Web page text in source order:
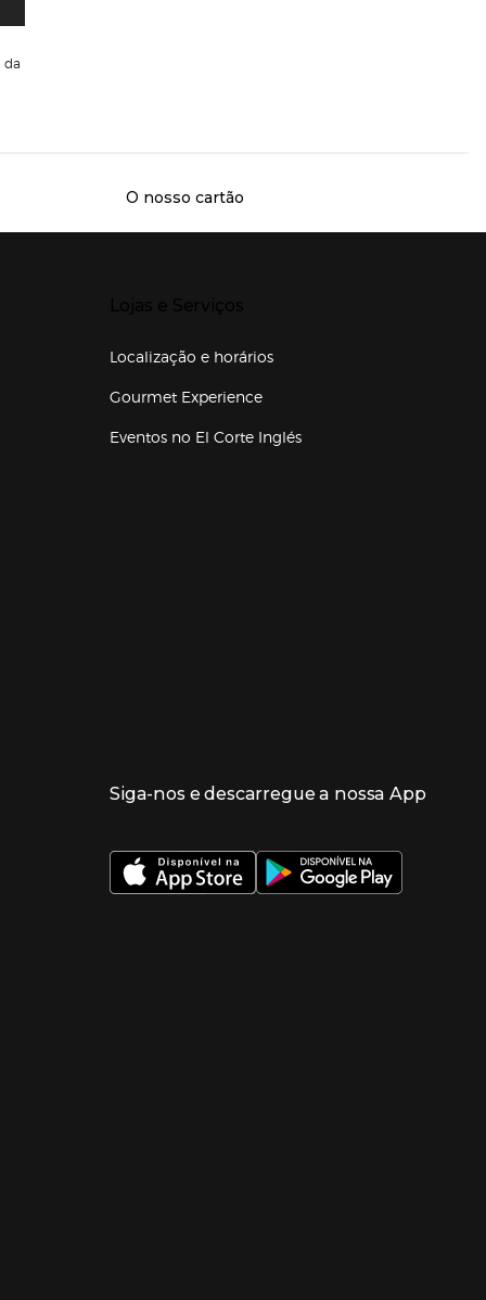
da
O nosso cartão
Localização e horários
Gourmet Experience
Eventos no El Corte Inglés
ventana)
ventana)
Siga-nos e descarregue a nossa App